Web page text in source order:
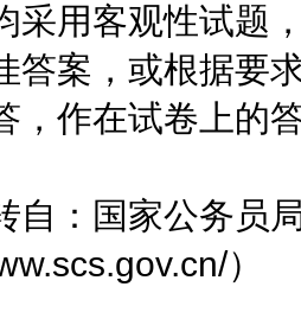
用客观性试题，
答案，或根据要
，作在试卷上的
：国家公务员
）